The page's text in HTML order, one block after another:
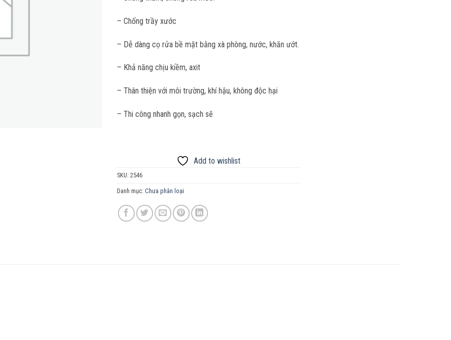
– Chống trầy xước
– Dễ dàng cọ rửa bề mặt bằng xà phòng, nước, khăn ướt.
– Khả năng chịu kiềm, axit
– Thân thiện với môi trường, khí hậu, không độc hại
– Thi công nhanh gọn, sạch sẽ
Add to wishlist
SKU: 2546
Danh mục: Chưa phân loại